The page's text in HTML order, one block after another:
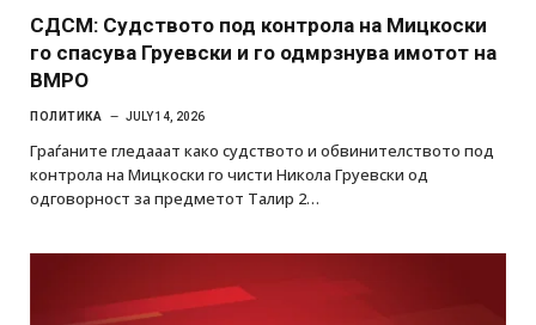
СДСМ: Судството под контрола на Мицкоски
го спасува Груевски и го одмрзнува имотот на
ВМРО
ПОЛИТИКА JULY 14, 2026
Граѓаните гледааат како судството и обвинителството под
контрола на Мицкоски го чисти Никола Груевски од
одговорност за предметот Талир 2…